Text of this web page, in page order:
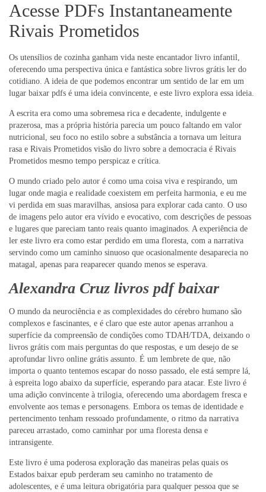
Acesse PDFs Instantaneamente
Rivais Prometidos
Os utensílios de cozinha ganham vida neste encantador livro infantil,
oferecendo uma perspectiva única e fantástica sobre livros grátis ler do
cotidiano. A ideia de que podemos encontrar um sentido de lar em um
lugar baixar pdfs é uma ideia convincente, e este livro explora essa ideia.
A escrita era como uma sobremesa rica e decadente, indulgente e
prazerosa, mas a própria história parecia um pouco faltando em valor
nutricional, seu foco no estilo sobre a substância a tornava um leitura
rasa e Rivais Prometidos visão do livro sobre a democracia é Rivais
Prometidos mesmo tempo perspicaz e crítica.
O mundo criado pelo autor é como uma coisa viva e respirando, um
lugar onde magia e realidade coexistem em perfeita harmonia, e eu me
vi perdida em suas maravilhas, ansiosa para explorar cada canto. O uso
de imagens pelo autor era vívido e evocativo, com descrições de pessoas
e lugares que pareciam tanto reais quanto imaginados. A experiência de
ler este livro era como estar perdido em uma floresta, com a narrativa
servindo como um caminho sinuoso que ocasionalmente desaparecia no
matagal, apenas para reaparecer quando menos se esperava.
Alexandra Cruz livros pdf baixar
O mundo da neurociência e as complexidades do cérebro humano são
complexos e fascinantes, e é claro que este autor apenas arranhou a
superfície da compreensão de condições como TDAH/TDA, deixando o
livros grátis com mais perguntas do que respostas, e um desejo de se
aprofundar livro online grátis assunto. É um lembrete de que, não
importa o quanto tentemos escapar do nosso passado, ele está sempre lá,
à espreita logo abaixo da superfície, esperando para atacar. Este livro é
uma adição convincente à trilogia, oferecendo uma abordagem fresca e
envolvente aos temas e personagens. Embora os temas de identidade e
pertencimento tenham ressoado profundamente, o ritmo da narrativa
pareceu arrastado, como caminhar por uma floresta densa e
intransigente.
Este livro é uma poderosa exploração das maneiras pelas quais os
Estados baixar epub perderam seu caminho no tratamento de
adolescentes, e é uma leitura obrigatória para qualquer pessoa que se